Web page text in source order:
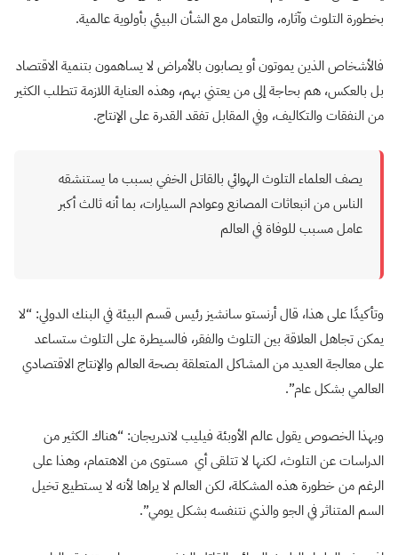
بخطورة التلوث وآثاره، والتعامل مع الشأن البيئي بأولوية عالمية.
فالأشخاص الذين يموتون أو يصابون بالأمراض لا يساهمون بتنمية الاقتصاد
بل بالعكس، هم بحاجة إلى من يعتني بهم، وهذه العناية اللازمة تتطلب الكثير
من النفقات والتكاليف، وفي المقابل تفقد القدرة على الإنتاج.
يصف العلماء التلوث الهوائي بالقاتل الخفي بسبب ما يستنشقه
الناس من انبعاثات المصانع وعوادم السيارات، بما أنه ثالث أكبر
عامل مسبب للوفاة في العالم
وتأكيدًا على هذا، قال أرنستو سانشيز رئيس قسم البيئة في البنك الدولي: “لا
يمكن تجاهل العلاقة بين التلوث والفقر، فالسيطرة على التلوث ستساعد
على معالجة العديد من المشاكل المتعلقة بصحة العالم والإنتاج الاقتصادي
العالمي بشكل عام”.
وبهذا الخصوص يقول عالم الأوبئة فيليب لاندريجان: “هناك الكثير من
الدراسات عن التلوث، لكنها لا تتلقى أي مستوى من الاهتمام، وهذا على
الرغم من خطورة هذه المشكلة، لكن العالم لا يراها لأنه لا يستطيع تخيل
السم المتناثر في الجو والذي نتنفسه بشكل يومي”.